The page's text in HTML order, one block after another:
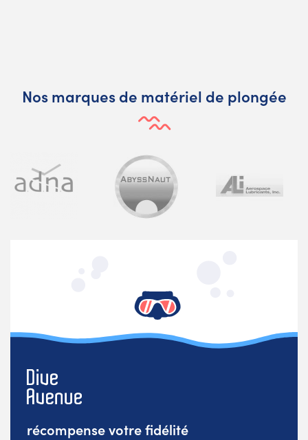
Nos marques de matériel de plongée
récompense votre fidélité